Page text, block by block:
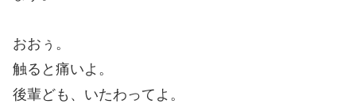
おおぅ。
触ると痛いよ。
後輩ども、いたわってよ。